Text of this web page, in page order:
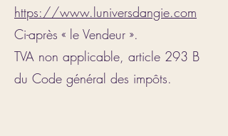
https://www.luniversdangie.com
Ci-après « le Vendeur ».
TVA non applicable, article 293 B
du Code général des impôts.